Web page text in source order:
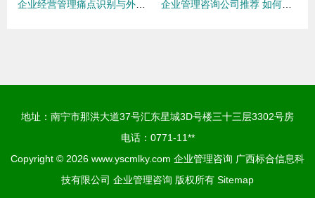
地址：南宁市那洪大道37号汇东星城3D号楼三十三层3302号房
电话：0771-11**
Copyright © 2026 www.yscmlky.com 企业管理咨询 广西标合信息科
技有限公司 企业管理咨询 版权所有 Sitemap